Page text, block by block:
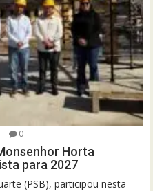
0
Horta
para 2027
(PSB), participou nesta